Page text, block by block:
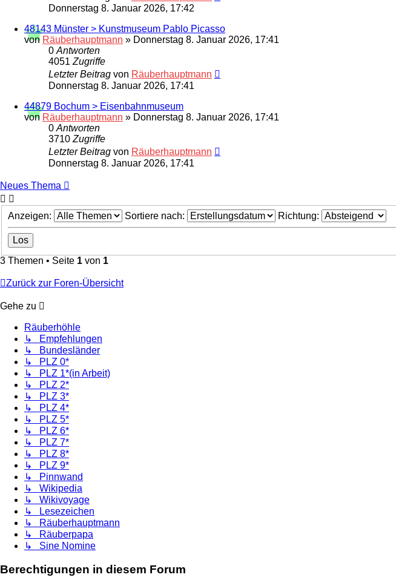
Donnerstag 8. Januar 2026, 17:42
48143 Münster > Kunstmuseum Pablo Picasso
von Räuberhauptmann » Donnerstag 8. Januar 2026, 17:41
0 Antworten
4051 Zugriffe
Letzter Beitrag von Räuberhauptmann
Donnerstag 8. Januar 2026, 17:41
44879 Bochum > Eisenbahnmuseum
von Räuberhauptmann » Donnerstag 8. Januar 2026, 17:41
0 Antworten
3710 Zugriffe
Letzter Beitrag von Räuberhauptmann
Donnerstag 8. Januar 2026, 17:41
Neues Thema
Anzeigen: Sortiere nach: Richtung:
3 Themen • Seite 1 von 1
Zurück zur Foren-Übersicht
Gehe zu
Räuberhöhle
↳ Empfehlungen
↳ Bundesländer
↳ PLZ 0*
↳ PLZ 1*(in Arbeit)
↳ PLZ 2*
↳ PLZ 3*
↳ PLZ 4*
↳ PLZ 5*
↳ PLZ 6*
↳ PLZ 7*
↳ PLZ 8*
↳ PLZ 9*
↳ Pinnwand
↳ Wikipedia
↳ Wikivoyage
↳ Lesezeichen
↳ Räuberhauptmann
↳ Räuberpapa
↳ Sine Nomine
Berechtigungen in diesem Forum